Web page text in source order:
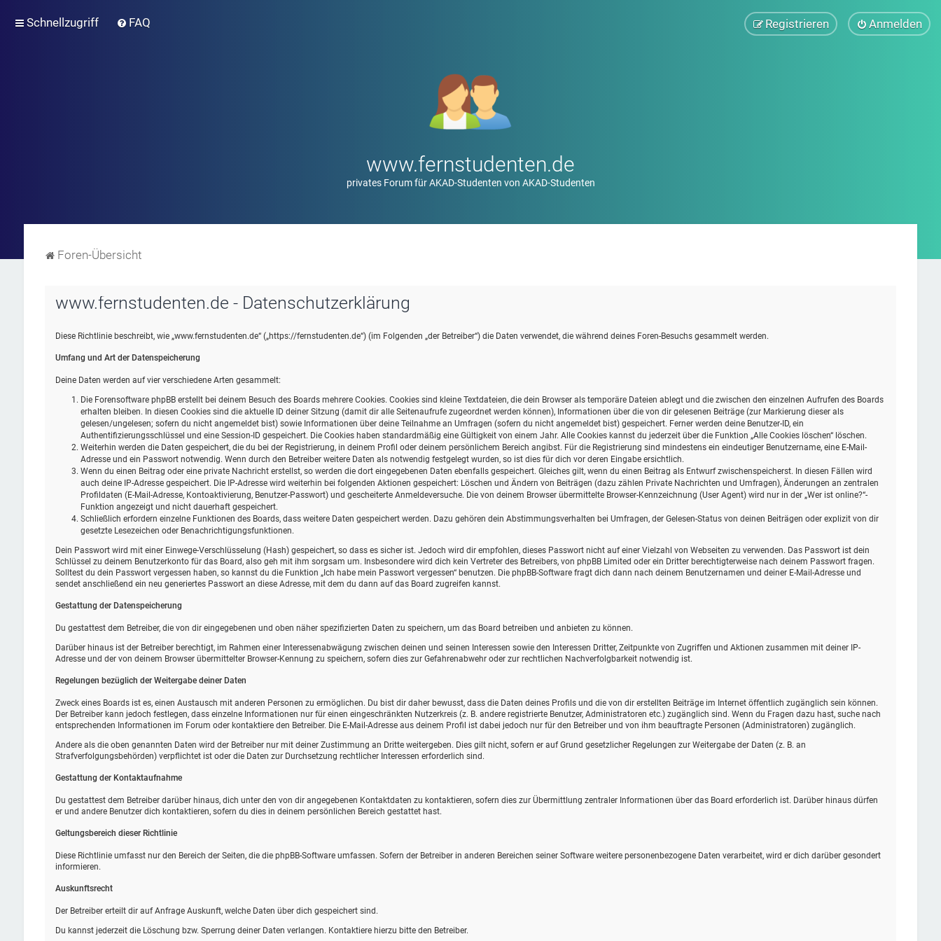
Schnellzugriff FAQ Anmelden
Registrieren
www.fernstudenten.de
privates Forum für AKAD-Studenten von AKAD-Studenten
Foren-Übersicht
www.fernstudenten.de - Datenschutzerklärung
Diese Richtlinie beschreibt, wie „www.fernstudenten.de“ („https://fernstudenten.de“) (im Folgenden „der Betreiber“) die Daten verwendet, die während deines Foren-Besuchs gesammelt werden.
Umfang und Art der Datenspeicherung
Deine Daten werden auf vier verschiedene Arten gesammelt:
Die Forensoftware phpBB erstellt bei deinem Besuch des Boards mehrere Cookies. Cookies sind kleine Textdateien, die dein Browser als temporäre Dateien ablegt und die zwischen den einzelnen Aufrufen des Boards
erhalten bleiben. In diesen Cookies sind die aktuelle ID deiner Sitzung (damit dir alle Seitenaufrufe zugeordnet werden können), Informationen über die von dir gelesenen Beiträge (zur Markierung dieser als
gelesen/ungelesen; sofern du nicht angemeldet bist) sowie Informationen über deine Teilnahme an Umfragen (sofern du nicht angemeldet bist) gespeichert. Ferner werden deine Benutzer-ID, ein
Authentifizierungsschlüssel und eine Session-ID gespeichert. Die Cookies haben standardmäßig eine Gültigkeit von einem Jahr. Alle Cookies kannst du jederzeit über die Funktion „Alle Cookies löschen“ löschen.
Weiterhin werden die Daten gespeichert, die du bei der Registrierung, in deinem Profil oder deinem persönlichem Bereich angibst. Für die Registrierung sind mindestens ein eindeutiger Benutzername, eine E-Mail-
Adresse und ein Passwort notwendig. Wenn durch den Betreiber weitere Daten als notwendig festgelegt wurden, so ist dies für dich vor deren Eingabe ersichtlich.
Wenn du einen Beitrag oder eine private Nachricht erstellst, so werden die dort eingegebenen Daten ebenfalls gespeichert. Gleiches gilt, wenn du einen Beitrag als Entwurf zwischenspeicherst. In diesen Fällen wird
auch deine IP-Adresse gespeichert. Die IP-Adresse wird weiterhin bei folgenden Aktionen gespeichert: Löschen und Ändern von Beiträgen (dazu zählen Private Nachrichten und Umfragen), Änderungen an zentralen
Profildaten (E-Mail-Adresse, Kontoaktivierung, Benutzer-Passwort) und gescheiterte Anmeldeversuche. Die von deinem Browser übermittelte Browser-Kennzeichnung (User Agent) wird nur in der „Wer ist online?“-
Funktion angezeigt und nicht dauerhaft gespeichert.
Schließlich erfordern einzelne Funktionen des Boards, dass weitere Daten gespeichert werden. Dazu gehören dein Abstimmungsverhalten bei Umfragen, der Gelesen-Status von deinen Beiträgen oder explizit von dir
gesetzte Lesezeichen oder Benachrichtigungsfunktionen.
Dein Passwort wird mit einer Einwege-Verschlüsselung (Hash) gespeichert, so dass es sicher ist. Jedoch wird dir empfohlen, dieses Passwort nicht auf einer Vielzahl von Webseiten zu verwenden. Das Passwort ist dein
Schlüssel zu deinem Benutzerkonto für das Board, also geh mit ihm sorgsam um. Insbesondere wird dich kein Vertreter des Betreibers, von phpBB Limited oder ein Dritter berechtigterweise nach deinem Passwort fragen.
Solltest du dein Passwort vergessen haben, so kannst du die Funktion „Ich habe mein Passwort vergessen“ benutzen. Die phpBB-Software fragt dich dann nach deinem Benutzernamen und deiner E-Mail-Adresse und
sendet anschließend ein neu generiertes Passwort an diese Adresse, mit dem du dann auf das Board zugreifen kannst.
Gestattung der Datenspeicherung
Du gestattest dem Betreiber, die von dir eingegebenen und oben näher spezifizierten Daten zu speichern, um das Board betreiben und anbieten zu können.
Darüber hinaus ist der Betreiber berechtigt, im Rahmen einer Interessenabwägung zwischen deinen und seinen Interessen sowie den Interessen Dritter, Zeitpunkte von Zugriffen und Aktionen zusammen mit deiner IP-
Adresse und der von deinem Browser übermittelter Browser-Kennung zu speichern, sofern dies zur Gefahrenabwehr oder zur rechtlichen Nachverfolgbarkeit notwendig ist.
Regelungen bezüglich der Weitergabe deiner Daten
Zweck eines Boards ist es, einen Austausch mit anderen Personen zu ermöglichen. Du bist dir daher bewusst, dass die Daten deines Profils und die von dir erstellten Beiträge im Internet öffentlich zugänglich sein können.
Der Betreiber kann jedoch festlegen, dass einzelne Informationen nur für einen eingeschränkten Nutzerkreis (z. B. andere registrierte Benutzer, Administratoren etc.) zugänglich sind. Wenn du Fragen dazu hast, suche nach
entsprechenden Informationen im Forum oder kontaktiere den Betreiber. Die E-Mail-Adresse aus deinem Profil ist dabei jedoch nur für den Betreiber und von ihm beauftragte Personen (Administratoren) zugänglich.
Andere als die oben genannten Daten wird der Betreiber nur mit deiner Zustimmung an Dritte weitergeben. Dies gilt nicht, sofern er auf Grund gesetzlicher Regelungen zur Weitergabe der Daten (z. B. an
Strafverfolgungsbehörden) verpflichtet ist oder die Daten zur Durchsetzung rechtlicher Interessen erforderlich sind.
Gestattung der Kontaktaufnahme
Du gestattest dem Betreiber darüber hinaus, dich unter den von dir angegebenen Kontaktdaten zu kontaktieren, sofern dies zur Übermittlung zentraler Informationen über das Board erforderlich ist. Darüber hinaus dürfen
er und andere Benutzer dich kontaktieren, sofern du dies in deinem persönlichen Bereich gestattet hast.
Geltungsbereich dieser Richtlinie
Diese Richtlinie umfasst nur den Bereich der Seiten, die die phpBB-Software umfassen. Sofern der Betreiber in anderen Bereichen seiner Software weitere personenbezogene Daten verarbeitet, wird er dich darüber gesondert
informieren.
Auskunftsrecht
Der Betreiber erteilt dir auf Anfrage Auskunft, welche Daten über dich gespeichert sind.
Du kannst jederzeit die Löschung bzw. Sperrung deiner Daten verlangen. Kontaktiere hierzu bitte den Betreiber.